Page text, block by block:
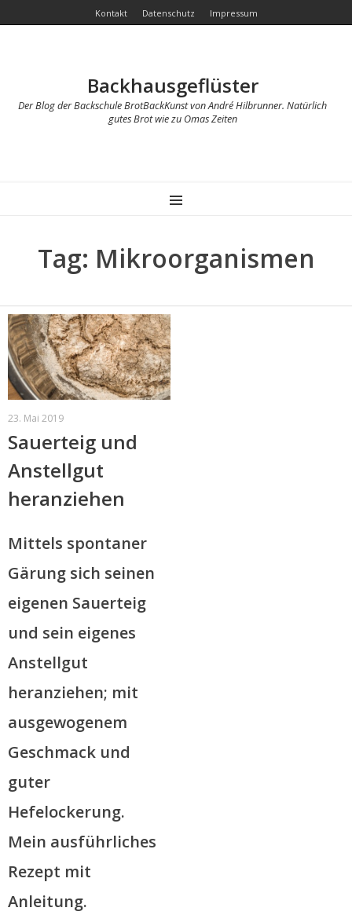
Kontakt Datenschutz Impressum
Backhausgeflüster
Der Blog der Backschule BrotBackKunst von André Hilbrunner. Natürlich
gutes Brot wie zu Omas Zeiten
MENU
Tag: Mikroorganismen
23. Mai 2019
Sauerteig und
Anstellgut
heranziehen
Mittels spontaner
Gärung sich seinen
eigenen Sauerteig
und sein eigenes
Anstellgut
heranziehen; mit
ausgewogenem
Geschmack und
guter
Hefelockerung.
Mein ausführliches
Rezept mit
Anleitung.